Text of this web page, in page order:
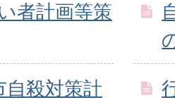
者計画等策
自殺対策計